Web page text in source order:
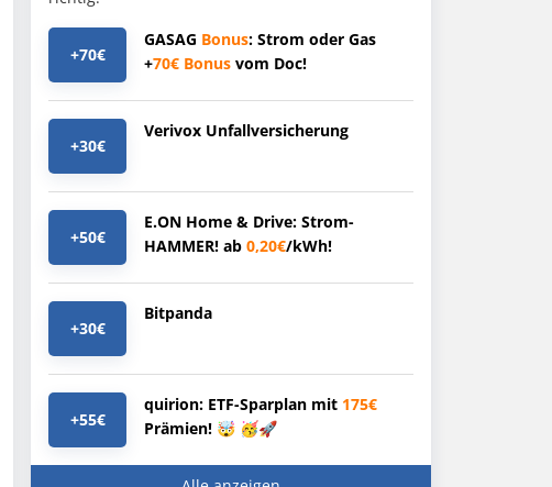
+70€
GASAG Bonus: Strom oder Gas
+70€ Bonus vom Doc!
+30€
Verivox Unfallversicherung
+50€
E.ON Home & Drive: Strom-
HAMMER! ab 0,20€/kWh!
+30€
Bitpanda
+55€
quirion: ETF-Sparplan mit 175€
Prämien! 🤯 🥳🚀